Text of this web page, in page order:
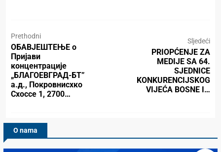
Prethodni
ОБАВЈЕШТЕЊЕ о
Пријави
концентрације
„БЛАГОЕВГРАД-БТ”
а.д., Покровнисхко
Схоссе 1, 2700…
Sljedeći
PRIOPĆENJE ZA
MEDIJE SA 64.
SJEDNICE
KONKURENCIJSKOG
VIJEĆA BOSNE I…
O nama